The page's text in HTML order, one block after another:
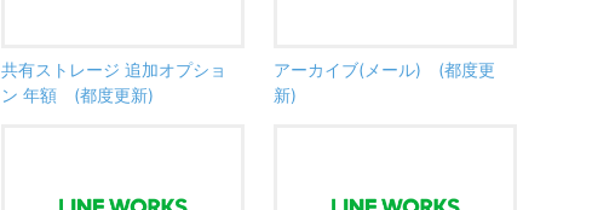
共有ストレージ 追加オプショ
ン 年額 (都度更新)
アーカイブ(メール) (都度更
新)